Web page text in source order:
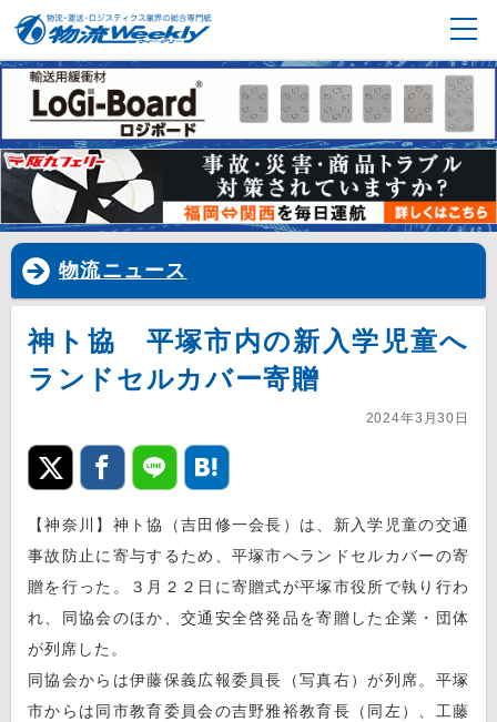
物流ニュース
神ト協 平塚市内の新入学児童へ
ランドセルカバー寄贈
2024年3月30日
【神奈川】神ト協（吉田修一会長）は、新入学児童の交通
事故防止に寄与するため、平塚市へランドセルカバーの寄
贈を行った。３月２２日に寄贈式が平塚市役所で執り行わ
れ、同協会のほか、交通安全啓発品を寄贈した企業・団体
が列席した。
同協会からは伊藤保義広報委員長（写真右）が列席。平塚
市からは同市教育委員会の吉野雅裕教育長（同左）、工藤